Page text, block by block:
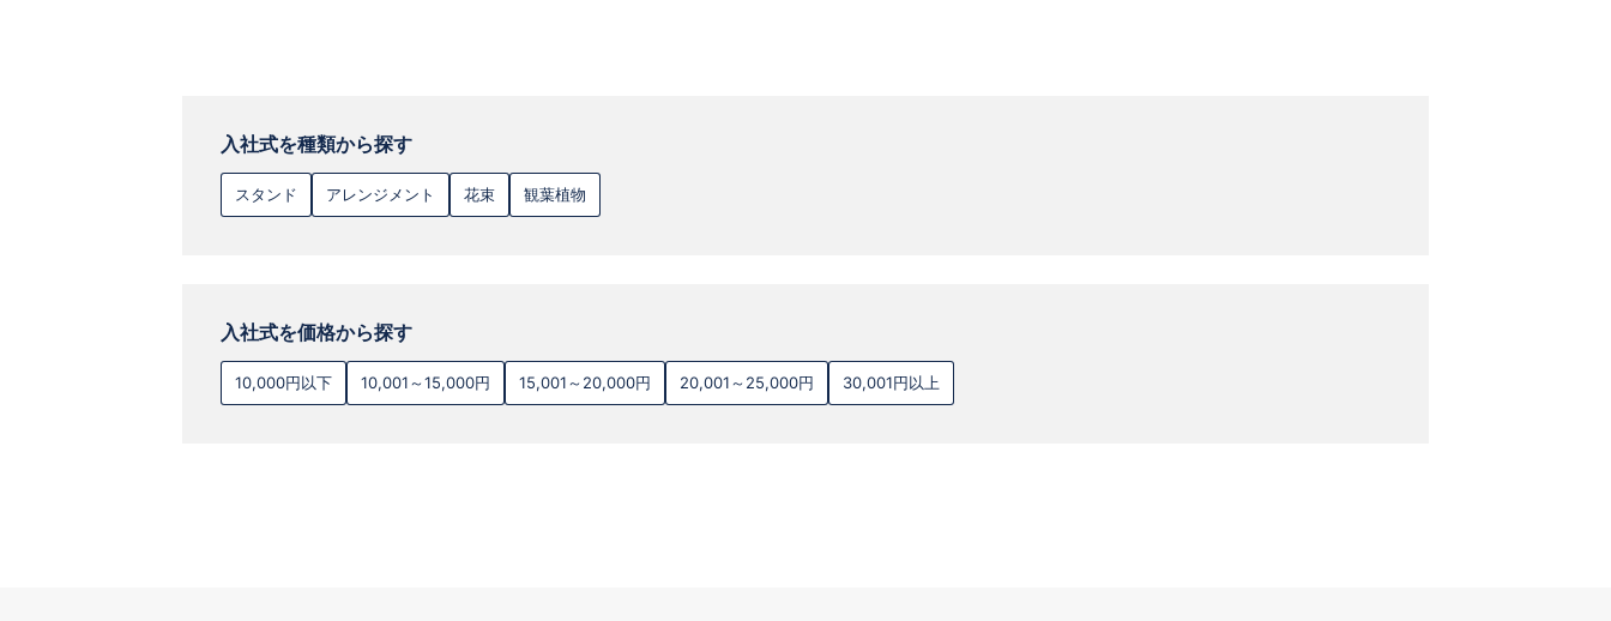
入社式を種類から探す
スタンド アレンジメント 花束 観葉植物
入社式を価格から探す
10,000円以下 10,001～15,000円 15,001～20,000円 20,001～25,000円 30,001円以上